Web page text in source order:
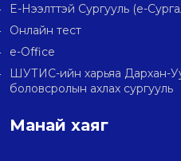
E-Нээлттэй Сургууль (e-
Онлайн тест
e-Office
ШУТИС-ийн харьяа Дархан-
боловсролын ахлах сургууль
Манай хаяг